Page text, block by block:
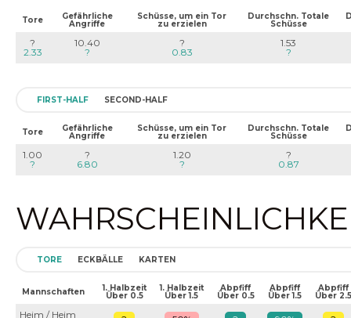
Tore Gefährliche
Angriffe
Schüsse, um ein Tor
zu erzielen
Durchschn. Totale
Schüsse
?
2.33
10.40
?
?
0.83
1.53
?
FIRST-HALF SECOND-HALF
Tore Gefährliche
Angriffe
Schüsse, um ein Tor
zu erzielen
Durchschn. Totale
Schüsse
1.00
?
?
6.80
1.20
?
?
0.87
TORE ECKBÄLLE KARTEN
Mannschaften 1. Halbzeit
Über 0.5
1. Halbzeit
Über 1.5
Abpfiff
Über 0.5
Abpfiff
Über 1.5
Abpfiff
Über 2.5
Heim / Heim